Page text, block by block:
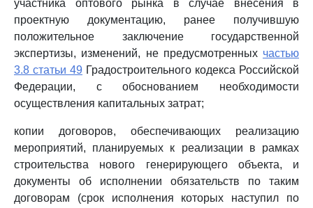
участника оптового рынка в случае внесения в
проектную документацию, ранее получившую
положительное заключение государственной
экспертизы, изменений, не предусмотренных частью
3.8 статьи 49 Градостроительного кодекса Российской
Федерации, с обоснованием необходимости
осуществления капитальных затрат;
копии договоров, обеспечивающих реализацию
мероприятий, планируемых к реализации в рамках
строительства нового генерирующего объекта, и
документы об исполнении обязательств по таким
договорам (срок исполнения которых наступил по